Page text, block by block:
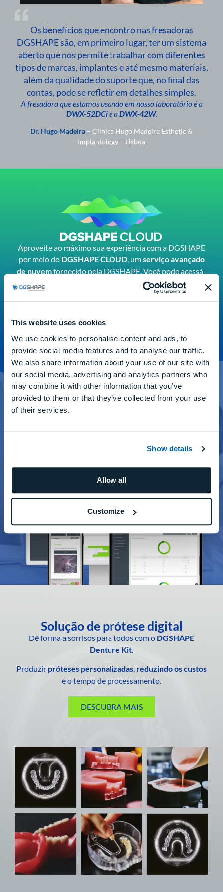
This website uses cookies
We use cookies to personalise content and ads, to
provide social media features and to analyse our traffic.
We also share information about your use of our site with
our social media, advertising and analytics partners who
may combine it with other information that you’ve
provided to them or that they’ve collected from your use
of their services.
Show details
Allow all
Customize
Os benefícios que encontro nas fresadoras
DGSHAPE são, em primeiro lugar, ter um sistema
aberto que nos permite trabalhar com diferentes
tipos de marcas, implantes e até mesmo materiais,
além da qualidade do suporte que, no final das
contas, pode se refletir em detalhes simples.
A fresadora que estamos usando em nosso laboratório é a
DWX-52DCie aDWX-42W.
Dr. Hugo Madeira – Clínica Hugo Madeira Esthetic &
Implantology – Lisboa
Aproveite ao máximo sua experiência com a DGSHAPE
por meio do DGSHAPE CLOUD, umserviço avançado
de nuvemfornecido pela DGSHAPE.Você pode acessá-
lo por meio de sua
ele concede a você
uma ferramenta paracontrolar
edar suporte aos
DETALHES DO SERVIÇO
Solução de prótese digital
Dê forma a sorrisos para todos com o DGSHAPE
Denture Kit
Produzir próteses personalizadas, reduzindo os custos
e o tempo de processamento.
DESCUBRA MAIS